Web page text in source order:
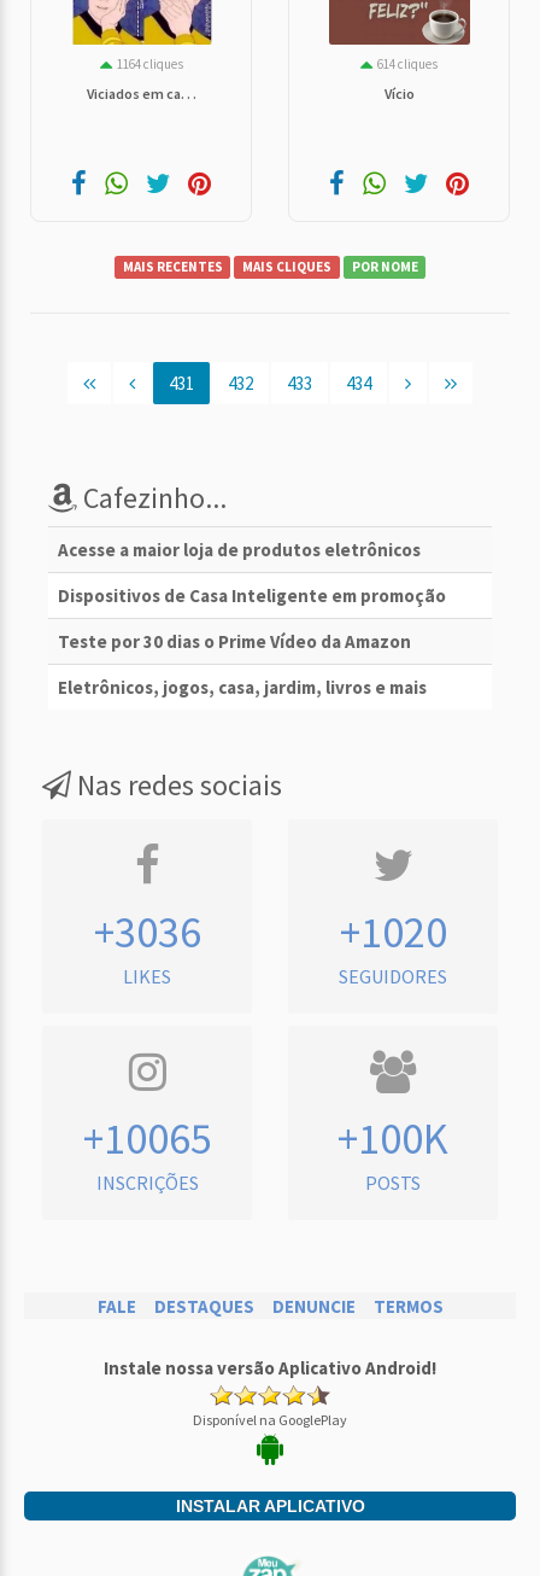
1164 cliques
Viciados em ca. . .
614 cliques
Vício
MAIS RECENTES MAIS CLIQUES POR NOME
431 432 433 434
Cafezinho...
Acesse a maior loja de produtos eletrônicos
Dispositivos de Casa Inteligente em promoção
Teste por 30 dias o Prime Vídeo da Amazon
Eletrônicos, jogos, casa, jardim, livros e mais
Nas redes sociais
+3036
LIKES
+1020
SEGUIDORES
+10065
INSCRIÇÕES
+100K
POSTS
FALE DESTAQUES DENUNCIE TERMOS
Instale nossa versão Aplicativo Android!
Disponível na GooglePlay
INSTALAR APLICATIVO